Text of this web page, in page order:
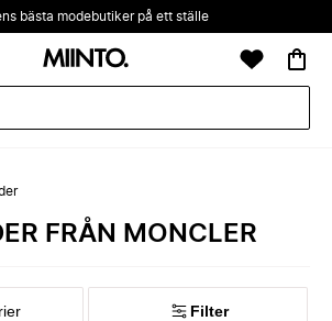
bästa modebutiker på ett ställe
FRÅN MONCLER
Filter